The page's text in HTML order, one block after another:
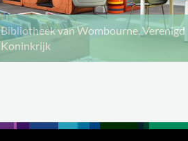
Bibliotheek van Wombourne, Verenigd
Koninkrijk